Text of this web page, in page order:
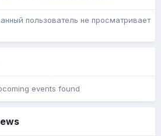
пользователь не просматривает
events found